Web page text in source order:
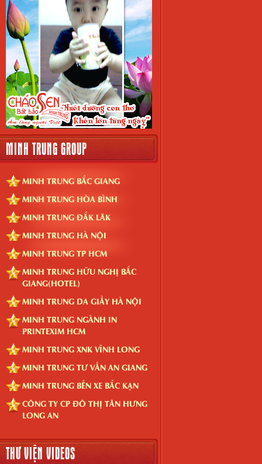
MINH TRUNG GROUP
MINH TRUNG BẮC GIANG
MINH TRUNG HÒA BÌNH
MINH TRUNG ĐẮK LĂK
MINH TRUNG HÀ NỘI
MINH TRUNG TP HCM
MINH TRUNG HỮU NGHỊ BẮC
GIANG(HOTEL)
MINH TRUNG DA GIẦY HÀ NỘI
MINH TRUNG NGÀNH IN
PRINTEXIM HCM
MINH TRUNG XNK VĨNH LONG
MINH TRUNG TƯ VẤN AN GIANG
MINH TRUNG BẾN XE BẮC KẠN
CÔNG TY CP ĐÔ THỊ TÂN HƯNG
LONG AN
THƯ VIỆN VIDEOS